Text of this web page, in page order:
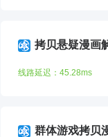
拷贝悬疑漫画
线路延迟：45.28ms
群体游戏拷贝